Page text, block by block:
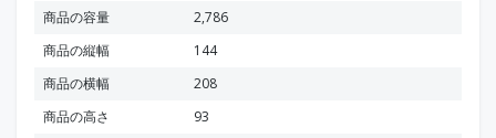
商品の容量
2,786
商品の縦幅
144
商品の横幅
208
商品の高さ
93